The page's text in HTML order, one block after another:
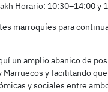
Horario: 10:30–14:00 y
marroquíes para
un amplio abanico de
y facilitando
y sociales entre